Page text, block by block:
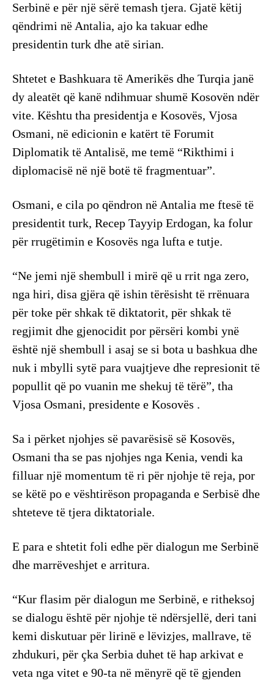
Serbinë e për një sërë temash tjera. Gjatë këtij
qëndrimi në Antalia, ajo ka takuar edhe
presidentin turk dhe atë sirian.
Shtetet e Bashkuara të Amerikës dhe Turqia janë
dy aleatët që kanë ndihmuar shumë Kosovën ndër
vite. Kështu tha presidentja e Kosovës, Vjosa
Osmani, në edicionin e katërt të Forumit
Diplomatik të Antalisë, me temë “Rikthimi i
diplomacisë në një botë të fragmentuar”.
Osmani, e cila po qëndron në Antalia me ftesë të
presidentit turk, Recep Tayyip Erdogan, ka folur
për rrugëtimin e Kosovës nga lufta e tutje.
“Ne jemi një shembull i mirë që u rrit nga zero,
nga hiri, disa gjëra që ishin tërësisht të rrënuara
për toke për shkak të diktatorit, për shkak të
regjimit dhe gjenocidit por përsëri kombi ynë
është një shembull i asaj se si bota u bashkua dhe
nuk i mbylli sytë para vuajtjeve dhe represionit të
popullit që po vuanin me shekuj të tërë”, tha
Vjosa Osmani, presidente e Kosovës .
Sa i përket njohjes së pavarësisë së Kosovës,
Osmani tha se pas njohjes nga Kenia, vendi ka
filluar një momentum të ri për njohje të reja, por
se këtë po e vështirëson propaganda e Serbisë dhe
shteteve të tjera diktatoriale.
E para e shtetit foli edhe për dialogun me Serbinë
dhe marrëveshjet e arritura.
“Kur flasim për dialogun me Serbinë, e ritheksoj
se dialogu është për njohje të ndërsjellë, deri tani
kemi diskutuar për lirinë e lëvizjes, mallrave, të
zhdukuri, për çka Serbia duhet të hap arkivat e
veta nga vitet e 90-ta në mënyrë që të gjenden